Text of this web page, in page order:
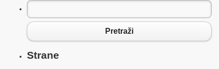
Pretraga
za:
Pretraži
Strane